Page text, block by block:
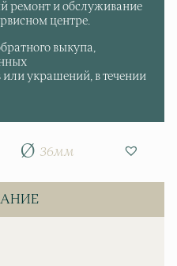
ремонт и обслуживание
центре.
выкупа,
или украшений, в течении
36мм